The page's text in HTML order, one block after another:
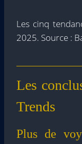
Les cinq
2025. Source :
Les
Trends
Plus de